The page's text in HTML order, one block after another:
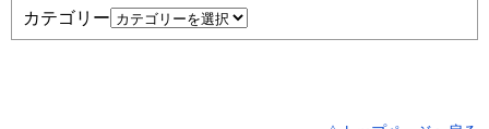
カテゴリー